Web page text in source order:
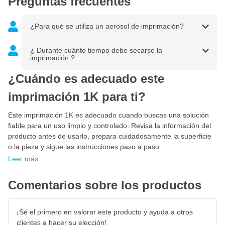
No pulverizar sobre sustratos de pinturas sintéticas porque
primero una pieza de prueba.
¿Para qué se utiliza un aerosol de imprimación?
¿ Durante cuánto tiempo debe secarse la
imprimación ?
¿Cuándo es adecuado este
imprimación 1K para ti?
Este imprimación 1K es adecuado cuando buscas una solución
fiable para un uso limpio y controlado. Revisa la información del
producto antes de usarlo, prepara cuidadosamente la superficie
o la pieza y sigue las instrucciones paso a paso.
Leer más
Comentarios sobre los productos
¡Sé el primero en valorar este producto y ayuda a otros
clientes a hacer su elección!